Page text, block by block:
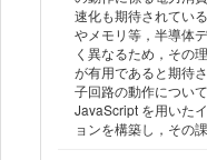
速化も期待されてい
やメモリ等，半導体
く異なるため，その
が有用であると期待
子回路の動作につい
JavaScript を用いた
ョンを構築し，その